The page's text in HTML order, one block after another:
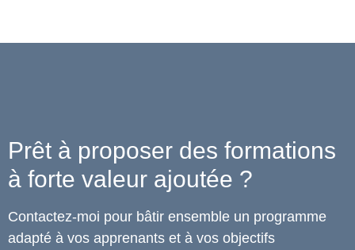
Prêt à proposer des formations
à forte valeur ajoutée ?
Contactez-moi pour bâtir ensemble un programme
adapté à vos apprenants et à vos objectifs